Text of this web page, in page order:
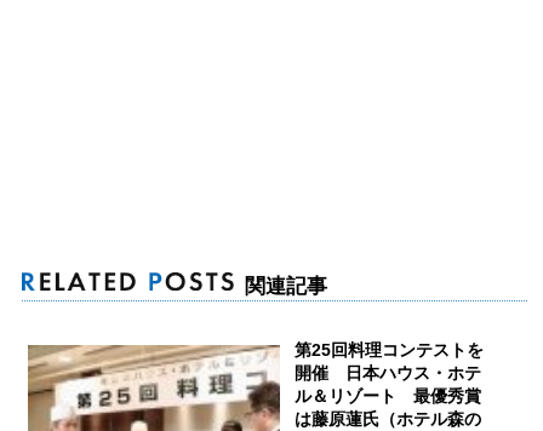
関連記事
第25回料理コンテストを
開催 日本ハウス・ホテ
ル＆リゾート 最優秀賞
は藤原蓮氏（ホテル森の